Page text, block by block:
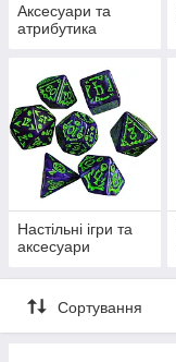
Аксесуари та
атрибутика
Настільні ігри та
аксесуари
Сортування